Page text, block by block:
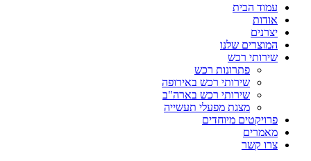
עמוד הבית
אודות
יצרנים
המוצרים שלנו
שירותי רכש
פתרונות רכש
שירותי רכש באירופה
שירותי רכש בארה"ב
מצגת מפעלי תעשייה
פרויקטים מיוחדים
מאמרים
צרו קשר